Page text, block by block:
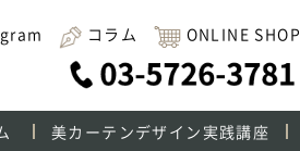
コラム ONLINE SHOP
美カーテンデザイン実践講座